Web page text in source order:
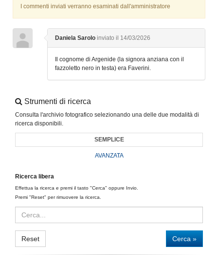
I commenti inviati verranno esaminati dall'amministratore
Daniela Sarolo inviato il 14/03/2026
Il cognome di Argenide (la signora anziana con il
fazzoletto nero in testa) era Faverini.
Strumenti di ricerca
Consulta l'archivio fotografico selezionando una delle due modalità di
ricerca disponibili.
SEMPLICE
AVANZATA
Ricerca libera
Effettua la ricerca e premi il tasto "Cerca" oppure Invio.
Premi "Reset" per rimuovere la ricerca.
Reset Cerca »